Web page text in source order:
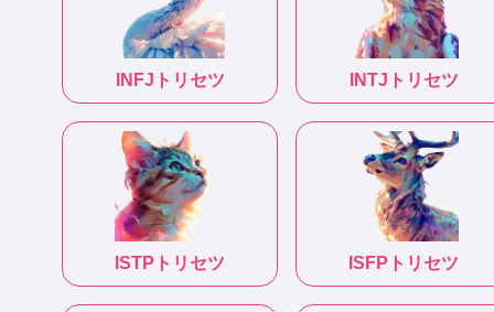
INFJ トリセツ INTJ トリセツ
ISTP トリセツ ISFP トリセツ